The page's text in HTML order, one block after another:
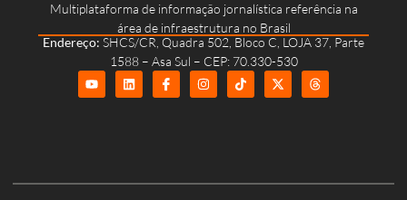
Multiplataforma de informação jornalística referência na
área de infraestrutura no Brasil
Endereço: SHCS/CR, Quadra 502, Bloco C, LOJA 37, Parte
1588 – Asa Sul – CEP: 70.330-530